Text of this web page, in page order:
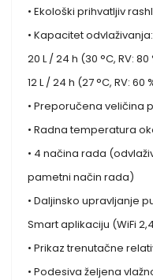
• Ekološki prihvatljiv
• Kapacitet odvlaživanja:
20 L / 24 h (30 °C, RV: 80
12 L / 24 h (27 °C, RV: 60
• Preporučena veličina
• Radna temperatura
• 4 načina rada
pametni način rada)
• Daljinsko upravljanje
Smart aplikaciju (WiFi
• Prikaz trenutačne
• Podesiva željena